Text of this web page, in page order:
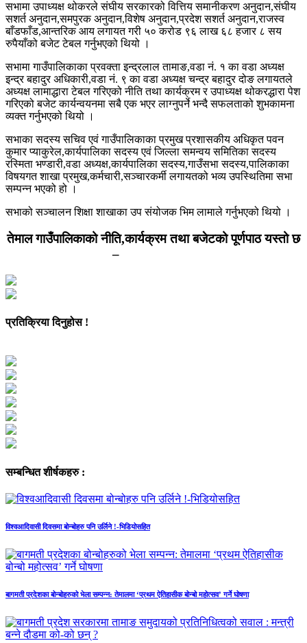
सभामा उपाध्यक्ष थोकरले संघीय सरकारको वित्तिय समानीकरण अनुदान,संघीय
सशर्त अनुदान,समपुरक अनुदान,विशेष अनुदान,प्रदेश सशर्त अनुदान,राजस्व
बाँडफाँड,आन्तरिक आय लगायत गरी ५० करोड ९६ लाख ६८ हजार ८ सय
रुपैयाँको बजेट टेबल गर्नुभएको थियो ।
सभामा गाउँपालिकाका प्रवक्ता इन्द्रलाल तामाङ,वडा नं. १ का वडा अध्यक्ष
इन्द्र बहादुर अधिकारी,वडा नं. ९ का वडा अध्यक्ष चन्द्र बहादुर दोङ लगायतले
अध्यक्ष लामाद्धारा टेबल गरिएको नीति तथा कार्यक्रम र उपाध्यक्ष थोकरद्धारा पेश
गरिएको बजेट कार्यन्वयनमा सबै एक भएर लाग्नुपर्ने भन्दै सफलताको शुभकामना
व्यक्त गर्नुभएको थियो ।
सभाका सदस्य सचिव एवं गाउँपालिकाका प्रमुख प्रशासकीय अधिकृत पवन
कुमार प्याकुरेल,कार्यपालिका सदस्य एवं जिल्ला समन्वय समितिका सदस्य
रस्मिता भण्डारी,वडा अध्यक्ष,कार्यपालिका सदस्य,गाउँसभा सदस्य,पालिकाका
विषयगत शाखा प्रमुख,कर्मचारी,सञ्चारकर्मी लगायतको भव्य उपस्थितिमा सभा
सम्पन्न भएको हो ।
सभाको सञ्चालन शिक्षा शाखाका उप संयोजक भिम लामाले गर्नुभएको थियो ।
तेमाल गाउँपालिकाको नीति,कार्यक्रम तथा बजेटको पूर्णपाठ यस्तो छ
–
प्रतिक्रिया दिनुहोस !
सम्बन्धित शीर्षकहरु :
विश्वआदिवासी दिवसमा बोन्बोहरु पनि उर्लिने !-भिडियोसहित
बागमती प्रदेशका बोन्बोहरुको भेला सम्पन्न: तेमालमा ‘प्रथम ऐतिहासीक बोन्बो महोत्सव’ गर्ने घोषणा